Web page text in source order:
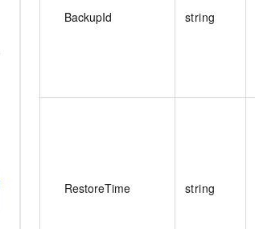
BackupId string
RestoreTime string